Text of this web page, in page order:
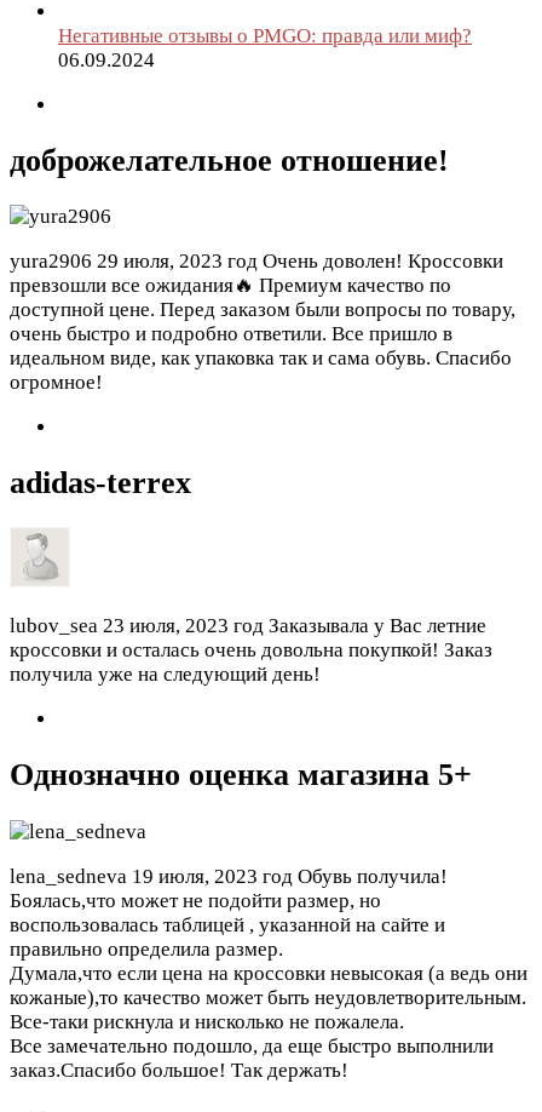
Негативные отзывы о PMGO: правда или миф?
06.09.2024
доброжелательное отношение!
yura2906 29 июля, 2023 год Очень доволен! Кроссовки
превзошли все ожидания🔥 Премиум качество по
доступной цене. Перед заказом были вопросы по товару,
очень быстро и подробно ответили. Все пришло в
идеальном виде, как упаковка так и сама обувь. Спасибо
огромное!
adidas-terrex
lubov_sea 23 июля, 2023 год Заказывала у Вас летние
кроссовки и осталась очень довольна покупкой! Заказ
получила уже на следующий день!
Однозначно оценка магазина 5+
lena_sedneva 19 июля, 2023 год Обувь получила!
Боялась,что может не подойти размер, но
воспользовалась таблицей , указанной на сайте и
правильно определила размер.
Думала,что если цена на кроссовки невысокая (а ведь они
кожаные),то качество может быть неудовлетворительным.
Все-таки рискнула и нисколько не пожалела.
Все замечательно подошло, да еще быстро выполнили
заказ.Спасибо большое! Так держать!